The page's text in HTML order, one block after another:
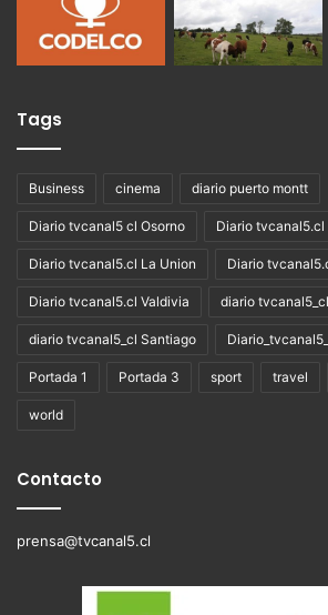
Tags
Business cinema diario puerto montt
Diario tvcanal5 cl Osorno Diario tvcanal5.cl
Diario tvcanal5.cl La Union Diario
Diario tvcanal5.cl Valdivia diario tvcanal5_cl
diario tvcanal5_cl Santiago
Portada 1 Portada 3 sport travel
world
Contacto
prensa@tvcanal5.cl